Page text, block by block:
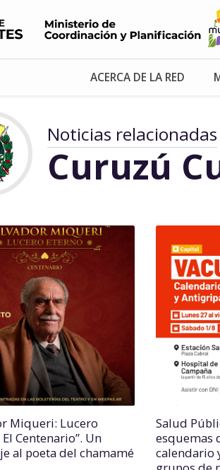
ACERCA DE LA RED
Noticias relacionadas
Curuzú
Miqueri: Lucero
Centenario”. Un
al poeta del chamamé
Salud
esquemas
calendario